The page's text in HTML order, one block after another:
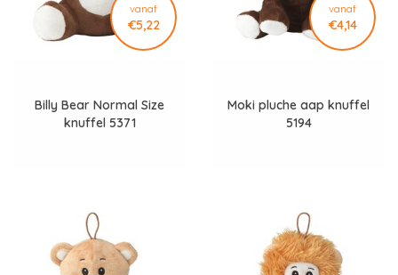
vanaf
€5,22
Billy Bear Normal Size
knuffel 5371
vanaf
€4,14
Moki pluche aap knuffel
5194